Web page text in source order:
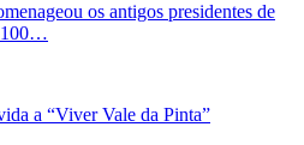
os antigos presidentes de
100…
a “Viver Vale da Pinta”